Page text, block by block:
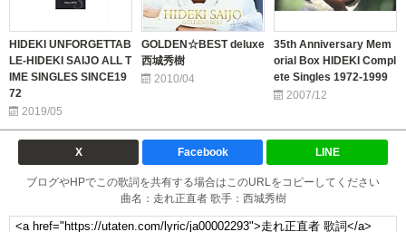
HIDEKI UNFORGETTAB
LE-HIDEKI SAIJO ALL T
IME SINGLES SINCE19
72
2019/05
GOLDEN☆BEST deluxe
西城秀樹
2010/04
35th Anniversary Mem
orial Box HIDEKI Compl
ete Singles 1972-1999
2007/12
X Facebook LINE
ブログやHPでこの歌詞を共有する場合はこのURLをコピーしてください
曲名：走れ正直者 歌手：西城秀樹